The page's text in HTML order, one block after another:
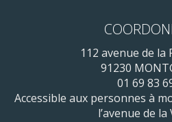
112 avenue de la
91230
01 69 83
Accessible aux personnes à
l’avenue de